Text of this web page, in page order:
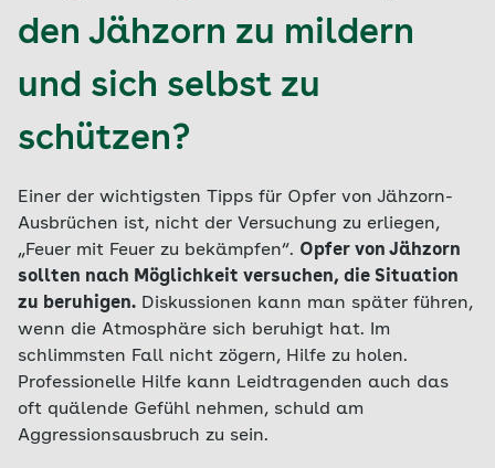
den Jähzorn zu mildern
und sich selbst zu
schützen?
Einer der wichtigsten Tipps für Opfer von Jähzorn-
Ausbrüchen ist, nicht der Versuchung zu erliegen,
„Feuer mit Feuer zu bekämpfen“. Opfer von Jähzorn
sollten nach Möglichkeit versuchen, die Situation
zu beruhigen. Diskussionen kann man später führen,
wenn die Atmosphäre sich beruhigt hat. Im
schlimmsten Fall nicht zögern, Hilfe zu holen.
Professionelle Hilfe kann Leidtragenden auch das
oft quälende Gefühl nehmen, schuld am
Aggressionsausbruch zu sein.